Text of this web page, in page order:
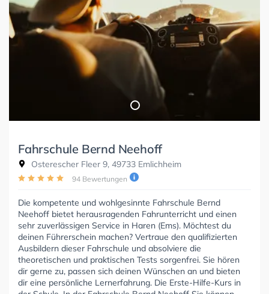
Fahrschule Bernd Neehoff
Osterescher Fleer 9, 49733 Emlichheim
94 Bewertungen
Die kompetente und wohlgesinnte Fahrschule Bernd
Neehoff bietet herausragenden Fahrunterricht und einen
sehr zuverlässigen Service in Haren (Ems). Möchtest du
deinen Führerschein machen? Vertraue den qualifizierten
Ausbildern dieser Fahrschule und absolviere die
theoretischen und praktischen Tests sorgenfrei. Sie hören
dir gerne zu, passen sich deinen Wünschen an und bieten
dir eine persönliche Lernerfahrung. Die Erste-Hilfe-Kurs in